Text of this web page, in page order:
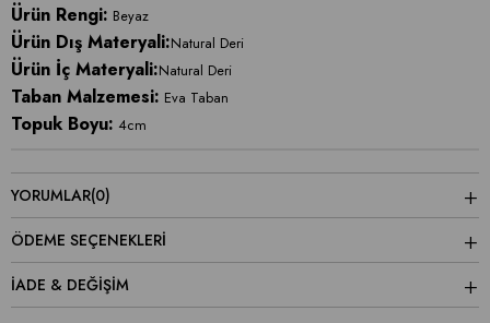
Ürün Rengi: Beyaz
Ürün Dış Materyali:Natural Deri
Ürün İç Materyali:Natural Deri
Taban Malzemesi: Eva Taban
Topuk Boyu: 4cm
YORUMLAR(0)
ÖDEME SEÇENEKLERI
İADE & DEĞİŞİM